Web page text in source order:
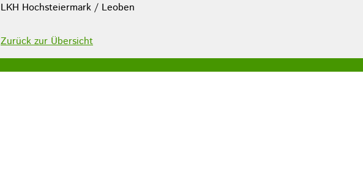
LKH Hochsteiermark / Leoben
Zurück zur Übersicht